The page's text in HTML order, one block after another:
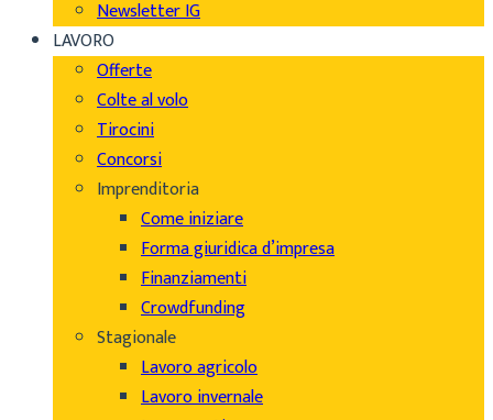
Newsletter IG
LAVORO
Offerte
Colte al volo
Tirocini
Concorsi
Imprenditoria
Come iniziare
Forma giuridica d’impresa
Finanziamenti
Crowdfunding
Stagionale
Lavoro agricolo
Lavoro invernale